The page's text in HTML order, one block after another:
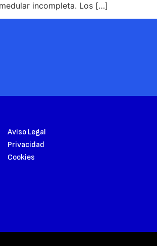
incompleta. Los […]
Aviso Legal
Privacidad
Cookies